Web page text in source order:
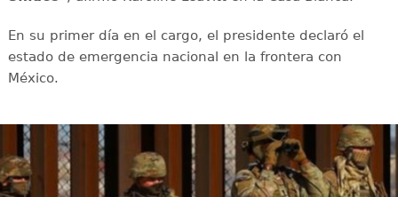
En su primer día en el cargo, el presidente declaró el
estado de emergencia nacional en la frontera con
México.